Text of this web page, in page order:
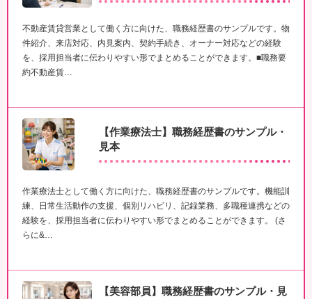
不動産賃貸営業として働く方に向けた、職務経歴書のサンプルです。物
件紹介、来店対応、内見案内、契約手続き、オーナー対応などの経験
を、採用担当者に伝わりやすい形でまとめることができます。■職務要
約不動産賃…
【作業療法士】職務経歴書のサンプル・
見本
作業療法士として働く方に向けた、職務経歴書のサンプルです。機能訓
練、日常生活動作の支援、個別リハビリ、記録業務、多職種連携などの
経験を、採用担当者に伝わりやすい形でまとめることができます。 (さ
らに&…
【美容部員】職務経歴書のサンプル・見